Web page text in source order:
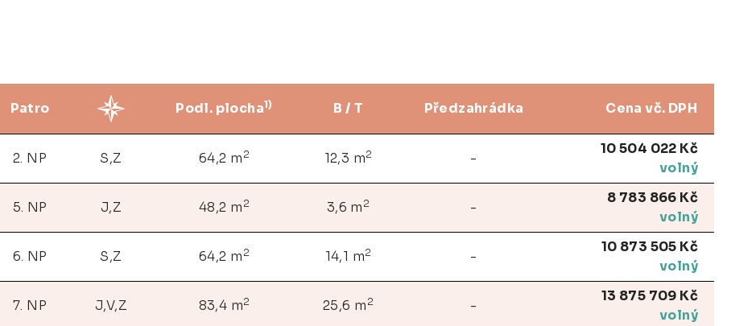
Patro Podl. plocha1) B / T Předzahrádka Cena vč. DPH
2. NP S,Z 64,2 m 2 12,3 m2 -
10 504 022 Kč
volný
5. NP J,Z 48,2 m 2 3,6 m 2 -
8 783 866 Kč
volný
6. NP S,Z 64,2 m 2 14,1 m2 -
10 873 505 Kč
volný
7. NP J,V,Z 83,4 m2 25,6 m 2 -
13 875 709 Kč
volný